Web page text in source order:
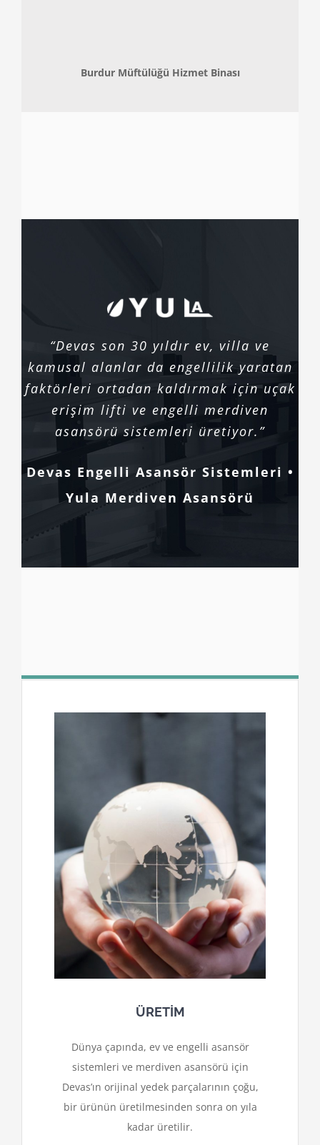
Burdur Müftülüğü Hizmet Binası
“Devas son 30 yıldır ev, villa ve
kamusal alanlar da engellilik yaratan
faktörleri ortadan kaldırmak için uçak
erişim lifti ve engelli merdiven
asansörü sistemleri üretiyor.”
Devas Engelli Asansör Sistemleri •
Yula Merdiven Asansörü
ÜRETİM
Dünya çapında, ev ve engelli asansör
sistemleri ve merdiven asansörü için
Devas’ın orijinal yedek parçalarının çoğu,
bir ürünün üretilmesinden sonra on yıla
kadar üretilir.